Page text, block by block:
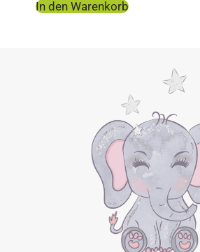
In den Warenkorb